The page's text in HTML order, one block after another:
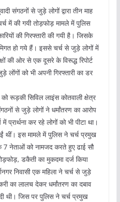
संगठनों से जुड़े लोगों द्वारा तीन माह
में की गयी तोड़फोड़ मामले में पुलिस
की गिरफ्तारी की गयी है। जिसके
हो गये हैं। इससे चर्च से जुड़े लोगों में
की ओर से एक दूसरे के विरूद्ध रिपोर्ट
लोंगों को भी अपनी गिरफ्तारी का डर
रूड़की सिविल लाइंस कोतवाली क्षेत्र
से जुड़े लोगों ने धर्मांतरण का आरोप
कर रहे लोगों को भी पीटा था।
थीं। इस मामले में पुलिस ने चर्च प्रमुख
7 नेताओं को नामजद करते हुए ढाई सौ
डकैती का मुकदमा दर्ज किया
निवासी एक महिला ने चर्च से जुड़े
का लालच देकर धर्मांतरण का दबाव
थी। जिस पर पुलिस ने चर्च प्रमुख